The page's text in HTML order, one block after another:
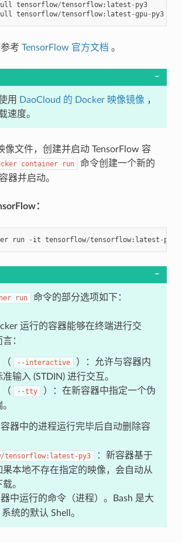
tensorflow/tensorflow: latest - py3
tensorflow/tensorflow: latest -gpu- py3
考 TensorFlow 官方文档 。
用 DaoCloud 的 Docker 映像镜像 ，
速度。
像文件，创建并启动 TensorFlow 容
container run
命令创建一个新的
器并启动。
：
run - it tensorflow/tensorflow: latest - py3
run 命令的部分选项如下：
运行的容器能够在终端进行交
：
（ --interactive
）：允许与容器内
准输入 (STDIN) 进行交互。
（ --tty
）：在新容器中指定一个伪
容器中的进程运行完毕后自动删除容
tensorflow:latest-py3
：新容器基于
果本地不存在指定的映像，会自动从
。
中运行的命令（进程）。Bash 是大
统的默认 Shell。